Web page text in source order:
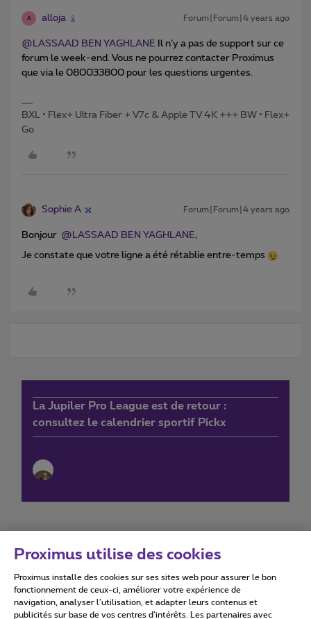
A alloja Forum|Forum|4 years ago
@LASSAAD BEN YAGHLANE Il n’y a pas de support sur ce
forum le week-end. Vous ne pourrez contacter Proximus
que via le 080033800 pour les questions urgentes.
BXL • Flex+ Ultra Fiber + V7c & Apple TV 4K +++ BW • Flex+
Go
Sophie A Forum|Forum|4 years ago
Bonjour @LASSAAD BEN YAGHLANE,
Je constate que votre ligne a été rétablie entre-temps
La Jupiler Pro League est de retour :
consultez le calendrier sportif Pickx
Conditions d'utilisation Accessibility statement
Proximus utilise des cookies
Proximus installe des cookies sur ses sites web pour assurer le bon
fonctionnement de ceux-ci, améliorer votre expérience de
navigation, analyser l’utilisation, et adapter leurs contenus et
publicités sur base de vos centres d’intérêts. Les partenaires avec